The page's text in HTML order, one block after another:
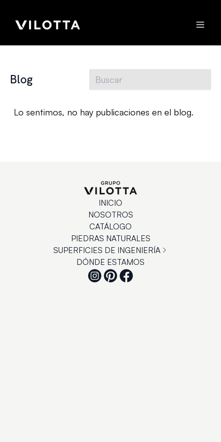
Blog
Lo sentimos, no hay publicaciones en el blog.
INICIO
NOSOTROS
CATÁLOGO
PIEDRAS NATURALES
SUPERFICIES DE INGENIERÍA
DÓNDE ESTAMOS